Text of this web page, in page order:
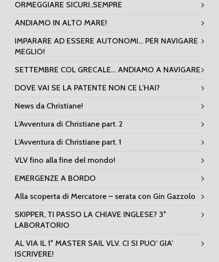
ORMEGGIARE SICURI..SEMPRE
ANDIAMO IN ALTO MARE!
IMPARARE AD ESSERE AUTONOMI… PER NAVIGARE
MEGLIO!
SETTEMBRE COL GRECALE… ANDIAMO A NAVIGARE
DOVE VAI SE LA PATENTE NON CE L’HAI?
News da Christiane!
L’Avventura di Christiane part. 2
L’Avventura di Christiane part. 1
VLV fino alla fine del mondo!
EMERGENZE A BORDO
Alla scoperta di Mercatore – serata con Gin Gazzolo
SKIPPER, TI PASSO LA CHIAVE INGLESE? 3°
LABORATORIO
AL VIA IL 1° MASTER SAIL VLV. CI SI PUO’ GIA’
ISCRIVERE!